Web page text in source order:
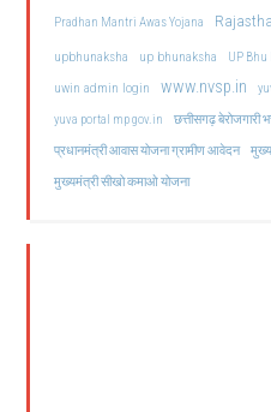
Pradhan Mantri Awas Yojana
upbhunaksha up bhunaksha UP Bhu
uwin admin login www.nvsp.in
yuva portal mp gov.in
छत्तीसगढ़ बेरोजगारी
प्रधानमंत्री आवास योजना ग्रामीण आवेदन
मुख्यमंत्री सीखो कमाओ योजना